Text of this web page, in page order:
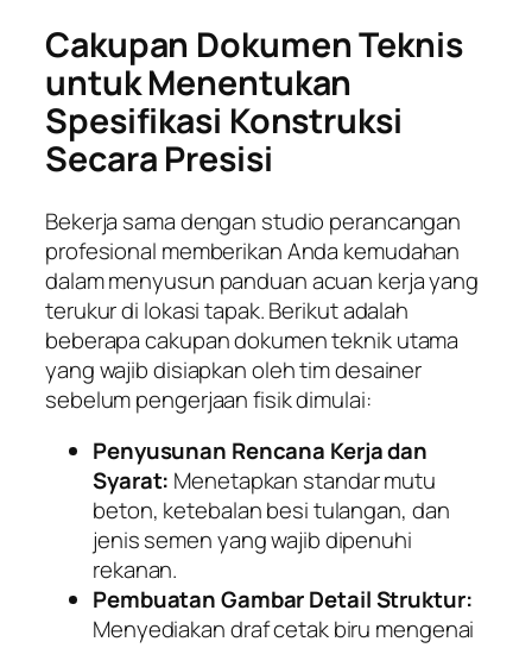
Cakupan Dokumen Teknis
untuk Menentukan
Spesifikasi Konstruksi
Secara Presisi
Bekerja sama dengan studio perancangan
profesional memberikan Anda kemudahan
dalam menyusun panduan acuan kerja yang
terukur di lokasi tapak. Berikut adalah
beberapa cakupan dokumen teknik utama
yang wajib disiapkan oleh tim desainer
sebelum pengerjaan fisik dimulai:
Penyusunan Rencana Kerja dan
Syarat: Menetapkan standar mutu
beton, ketebalan besi tulangan, dan
jenis semen yang wajib dipenuhi
rekanan.
Pembuatan Gambar Detail Struktur:
Menyediakan draf cetak biru mengenai